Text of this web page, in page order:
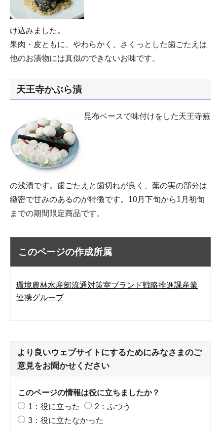
け込みました。
果肉・皮ともに、やわらかく、さくっとした歯ごたえは
他のお漬物には真似のできないお味です。
天王寺かぶら漬
昆布ベースで味付けをした天王寺蕪
の浅漬です。歯ごたえと歯切れが良く、蕪の実の部分は
緻密で甘みのあるのが特徴です。10月下旬から1月初旬
までの期間限定商品です。
このページの作成所属
環境農林水産部流通対策室ブランド戦略推進課産業
連携グループ
より良いウェブサイトにするためにみなさまのご
意見をお聞かせください
このページの情報は役に立ちましたか？
1：役に立った
2：ふつう
3：役に立たなかった